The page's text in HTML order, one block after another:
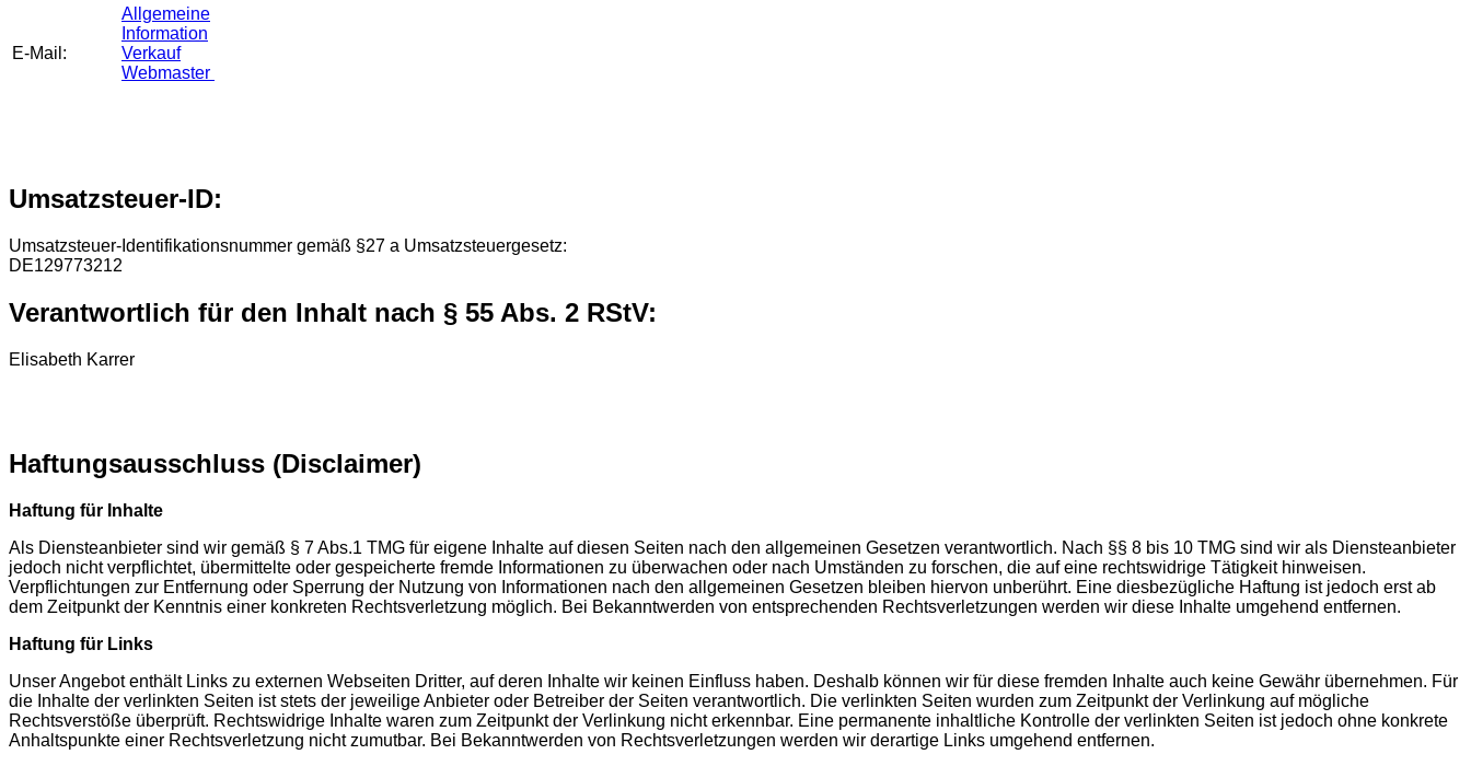
E-Mail:
Allgemeine
Information
Verkauf
Webmaster
Umsatzsteuer-ID:
Umsatzsteuer-Identifikationsnummer gemäß §27 a Umsatzsteuergesetz:
DE129773212
Verantwortlich für den Inhalt nach § 55 Abs. 2 RStV:
Elisabeth Karrer
Haftungsausschluss (Disclaimer)
Haftung für Inhalte
Als Diensteanbieter sind wir gemäß § 7 Abs.1 TMG für eigene Inhalte auf diesen Seiten nach den allgemeinen Gesetzen verantwortlich. Nach §§ 8 bis 10 TMG sind wir als Diensteanbieter
jedoch nicht verpflichtet, übermittelte oder gespeicherte fremde Informationen zu überwachen oder nach Umständen zu forschen, die auf eine rechtswidrige Tätigkeit hinweisen.
Verpflichtungen zur Entfernung oder Sperrung der Nutzung von Informationen nach den allgemeinen Gesetzen bleiben hiervon unberührt. Eine diesbezügliche Haftung ist jedoch erst ab
dem Zeitpunkt der Kenntnis einer konkreten Rechtsverletzung möglich. Bei Bekanntwerden von entsprechenden Rechtsverletzungen werden wir diese Inhalte umgehend entfernen.
Haftung für Links
Unser Angebot enthält Links zu externen Webseiten Dritter, auf deren Inhalte wir keinen Einfluss haben. Deshalb können wir für diese fremden Inhalte auch keine Gewähr übernehmen. Für
die Inhalte der verlinkten Seiten ist stets der jeweilige Anbieter oder Betreiber der Seiten verantwortlich. Die verlinkten Seiten wurden zum Zeitpunkt der Verlinkung auf mögliche
Rechtsverstöße überprüft. Rechtswidrige Inhalte waren zum Zeitpunkt der Verlinkung nicht erkennbar. Eine permanente inhaltliche Kontrolle der verlinkten Seiten ist jedoch ohne konkrete
Anhaltspunkte einer Rechtsverletzung nicht zumutbar. Bei Bekanntwerden von Rechtsverletzungen werden wir derartige Links umgehend entfernen.